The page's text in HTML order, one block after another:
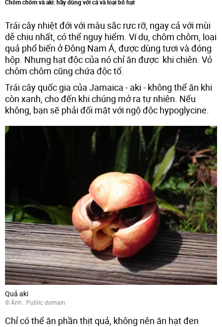
Chôm chôm và aki: hãy dùng với cá và loại bỏ hạt
Trái cây nhiệt đới với màu sắc rực rỡ, ngay cả với mùi
dễ chịu nhất, có thể nguy hiểm. Ví dụ, chôm chôm, loại
quả phổ biến ở Đông Nam Á, được dùng tươi và đóng
hộp. Nhưng hạt độc của nó chỉ ăn được khi chiên. Vỏ
chôm chôm cũng chứa độc tố.
Trái cây quốc gia của Jamaica - aki - không thể ăn khi
còn xanh, cho đến khi chúng mở ra tự nhiên. Nếu
không, bạn sẽ phải đối mặt với ngộ độc hypoglycine.
Quả aki
© Ảnh : Public domain
Chỉ có thể ăn phần thịt quả, không nên ăn hạt đen